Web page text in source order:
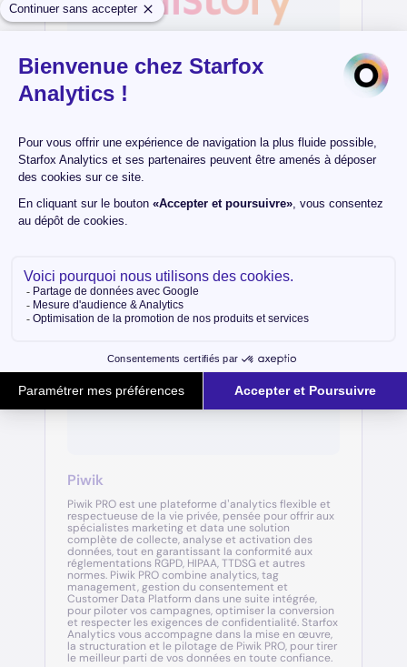
FullStory
marketing et CX de comprendre en profondeur le
comportement des utilisateurs sur leurs sites web et
applications, grâce à la session replay, des analyses
de parcours et des signaux de frustration pour
Analytics
Piwik
Piwik PRO est une plateforme d’analytics flexible et
respectueuse de la vie privée, pensée pour offrir aux
spécialistes marketing et data une solution
complète de collecte, analyse et activation des
données, tout en garantissant la conformité aux
réglementations RGPD, HIPAA, TTDSG et autres
normes. Piwik PRO combine analytics, tag
management, gestion du consentement et
Customer Data Platform dans une suite intégrée,
pour piloter vos campagnes, optimiser la conversion
et respecter les exigences de confidentialité. Starfox
Analytics vous accompagne dans la mise en œuvre,
la structuration et le pilotage de Piwik PRO, pour tirer
le meilleur parti de vos données en toute confiance.